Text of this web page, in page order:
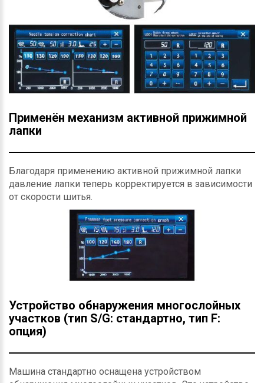
Применён механизм активной прижимной
лапки
Благодаря применению активной прижимной лапки
давление лапки теперь корректируется в зависимости
от скорости шитья.
Устройство обнаружения многослойных
участков (тип S/G: стандартно, тип F:
опция)
Машина стандартно оснащена устройством